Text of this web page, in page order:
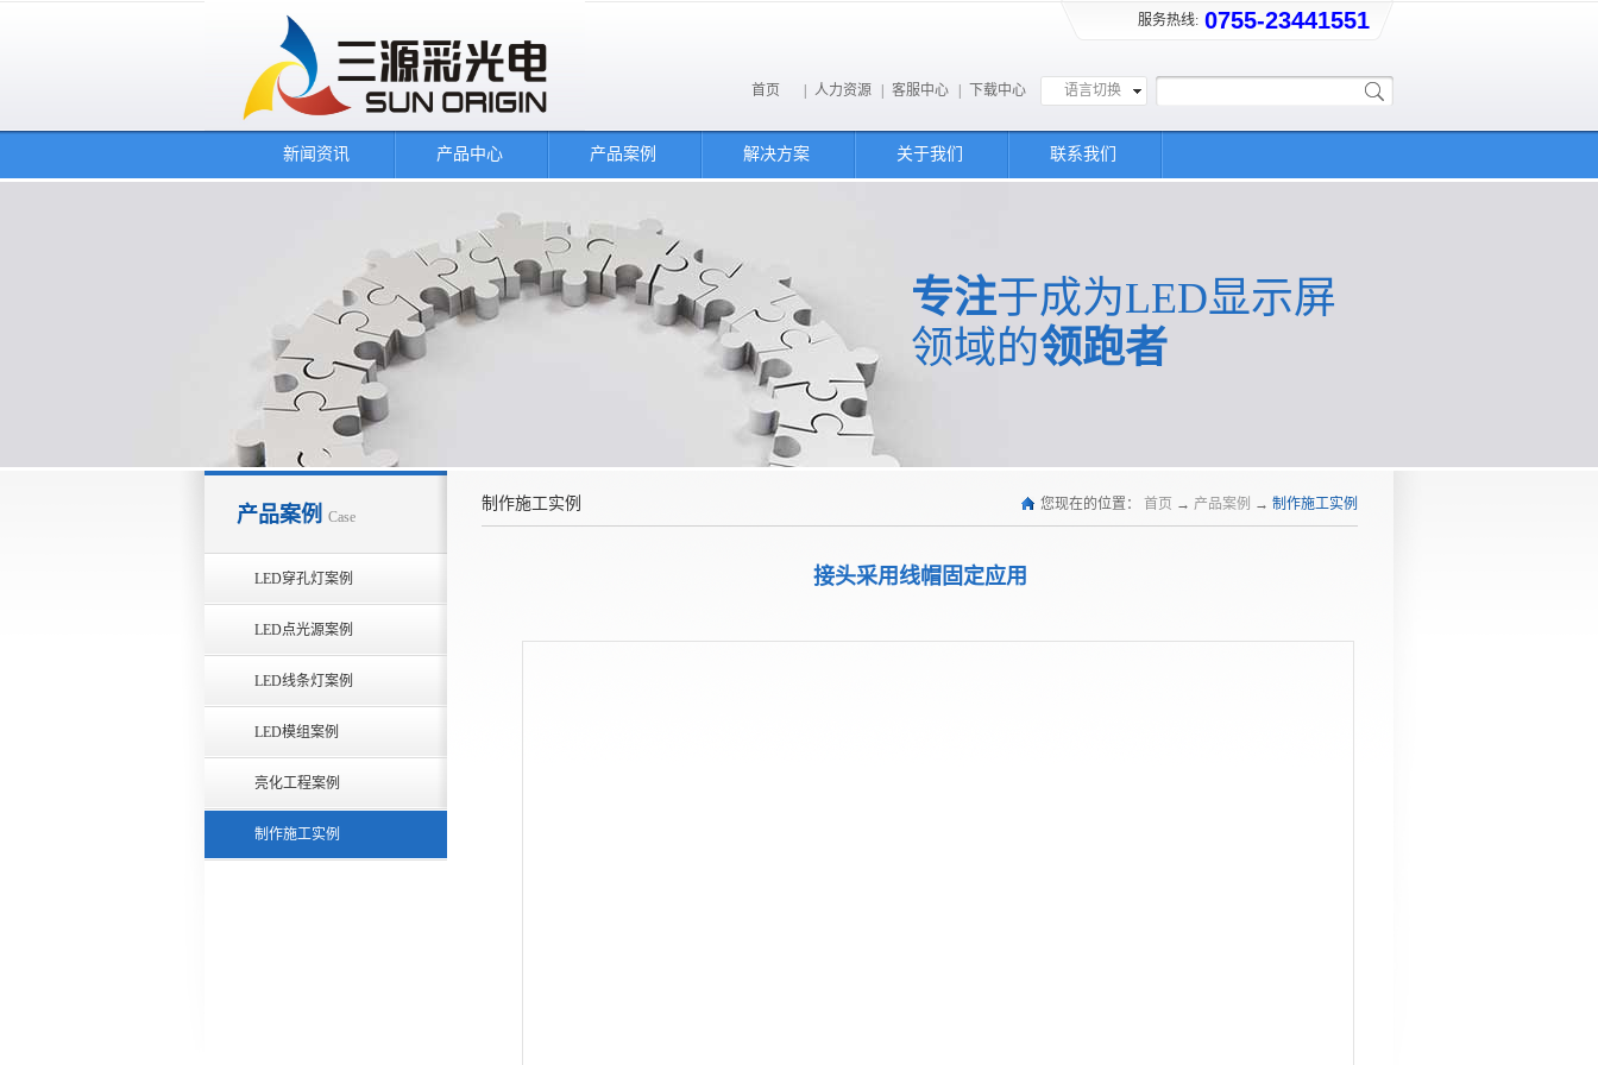
服务热线: 0755-23441551
语言切换
首页 人力资源 客服中心 下载中心
新闻资讯 产品中心 产品案例 解决方案 关于我们 联系我们
专注于成为LED显示屏
领域的领跑者
产品案例 Case
LED穿孔灯案例
LED点光源案例
LED线条灯案例
LED模组案例
亮化工程案例
制作施工实例
制作施工实例 您现在的位置： 首页 → 产品案例 → 制作施工实例
接头采用线帽固定应用